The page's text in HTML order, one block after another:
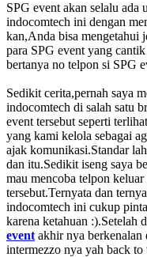
SPG event akan selalu ada
indocomtech ini dengan
kan,Anda bisa mengetahui
para SPG event yang
bertanya no telpon si SPG
Sedikit cerita,pernah saya
indocomtech di salah satu
event tersebut seperti
yang kami kelola sebagai
ajak komunikasi.Standar
dan itu.Sedikit iseng saya
mau mencoba telpon
tersebut.Ternyata dan
indocomtech ini cukup
karena ketahuan :).Setelah
event akhir nya berkenalan
intermezzo nya yah back to